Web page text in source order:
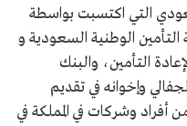
التي اكتسبت بواسطة
الوطنية السعودية و
التأمين، والبنك
وإخوانه في تقديم
أفراد وشركات في المملكة في